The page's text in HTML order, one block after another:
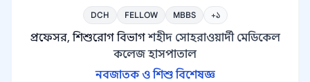
DCH FELLOW MBBS +১
প্রফেসর, শিশুরোগ বিভাগ শহীদ সোহরাওয়ার্দী মেডিকেল
কলেজ হাসপাতাল
নবজাতক ও শিশু বিশেষজ্ঞ